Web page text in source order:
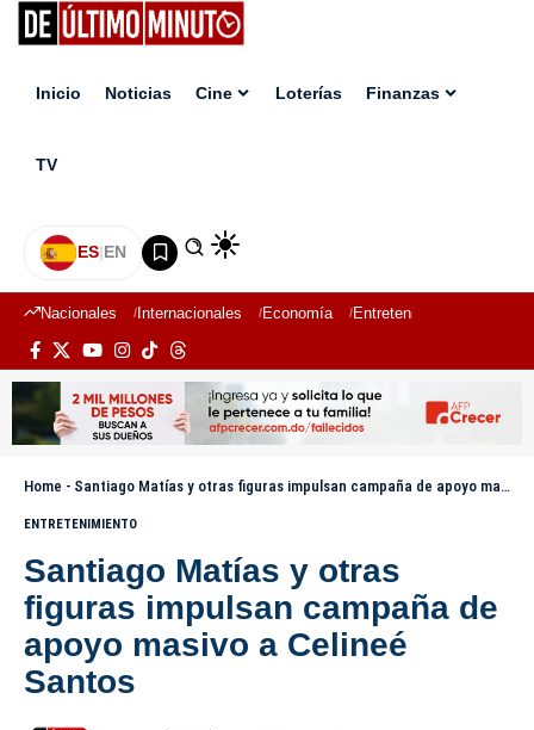
Inicio Noticias Cine Loterías Finanzas
TV
ES|EN
Nacionales Internacionales Economía Entretenimiento
Home - Santiago Matías y otras figuras impulsan campaña de apoyo masivo a Celineé Santos
ENTRETENIMIENTO
Santiago Matías y otras
figuras impulsan campaña de
apoyo masivo a Celineé
Santos